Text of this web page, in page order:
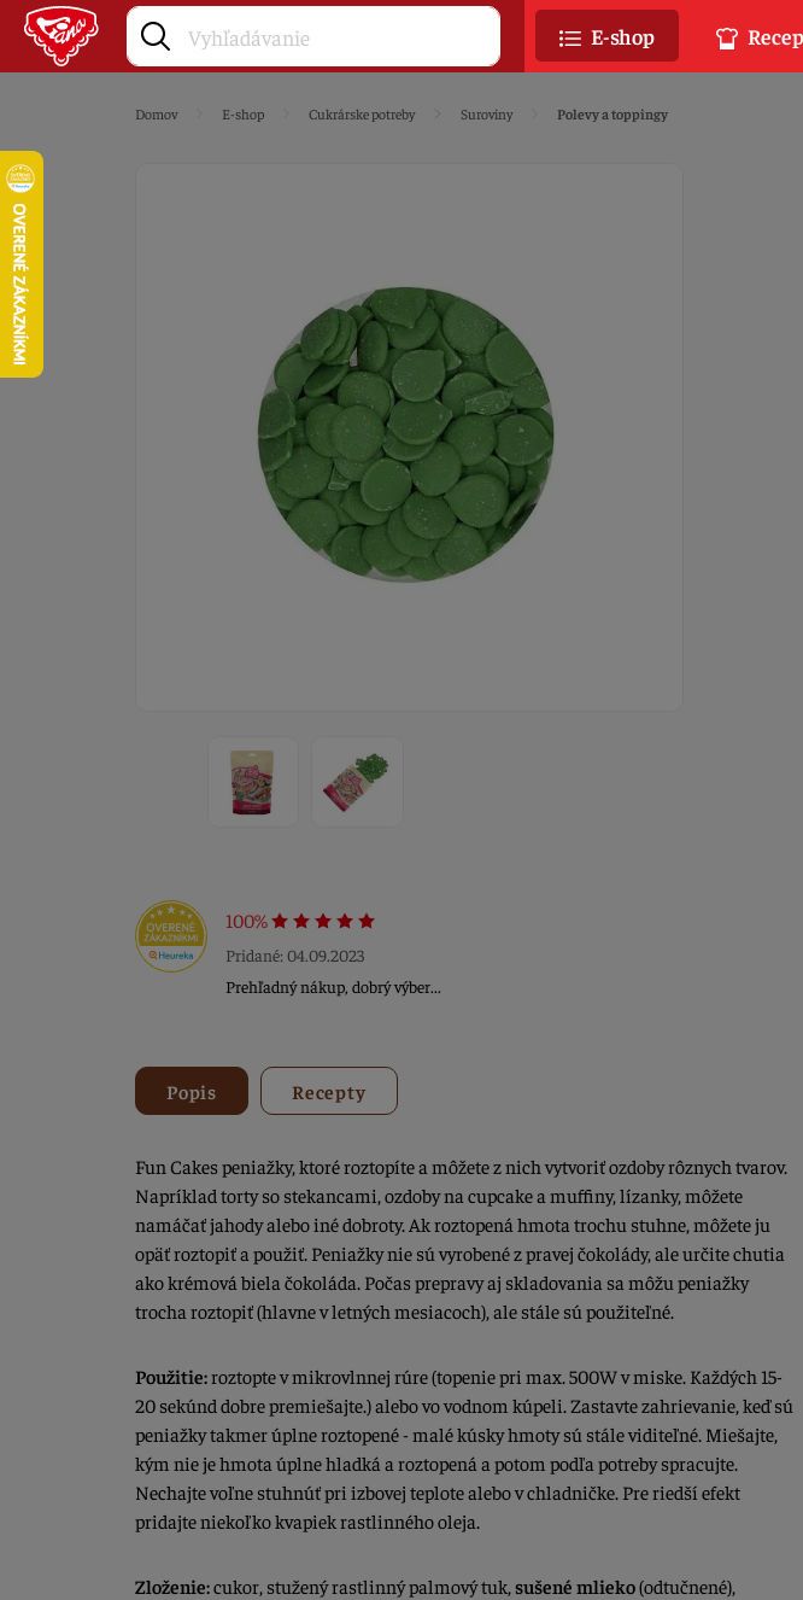
Domov E-shop Cukrárske potreby Suroviny Polevy a toppingy
100%
Pridané: 04.09.2023
Prehľadný nákup, dobrý výber...
Popis Recepty
Fun Cakes peniažky, ktoré roztopíte a môžete z nich vytvoriť ozdoby rôznych tvarov.
Napríklad torty so stekancami, ozdoby na cupcake a muffiny, lízanky, môžete
namáčať jahody alebo iné dobroty. Ak roztopená hmota trochu stuhne, môžete ju
opäť roztopiť a použiť. Peniažky nie sú vyrobené z pravej čokolády, ale určite chutia
ako krémová biela čokoláda. Počas prepravy aj skladovania sa môžu peniažky
trocha roztopiť (hlavne v letných mesiacoch), ale stále sú použiteľné.
Použitie:roztopte v mikrovlnnej rúre (topenie pri max. 500W v miske. Každých 15-
20 sekúnd dobre premiešajte.) alebo vo vodnom kúpeli. Zastavte zahrievanie, keď sú
peniažky takmer úplne roztopené - malé kúsky hmoty sú stále viditeľné. Miešajte,
kým nie je hmota úplne hladká a roztopená a potom podľa potreby spracujte.
Nechajte voľne stuhnúť pri izbovej teplote alebo v chladničke. Pre riedší efekt
pridajte niekoľko kvapiek rastlinného oleja.
Zloženie:cukor, stužený rastlinný palmový tuk, sušené mlieko(odtučnené),
E-shop